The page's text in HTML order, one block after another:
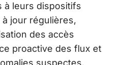
à leurs dispositifs
jour régulières,
des accès
proactive des flux et